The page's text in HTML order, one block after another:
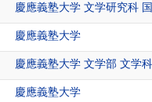
慶應義塾大学 文学研究科
慶應義塾大学
慶應義塾大学 文学部 文学
慶應義塾大学